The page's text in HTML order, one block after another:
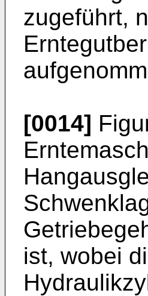
zugeführt,
[0014]
ist, wobei